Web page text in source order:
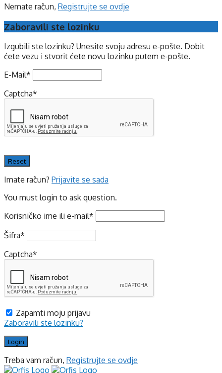
Nemate račun, Registrujte se ovdje
Zaboravili ste lozinku
Izgubili ste lozinku? Unesite svoju adresu e-pošte. Dobit
ćete vezu i stvorit ćete novu lozinku putem e-pošte.
E-Mail*
Captcha*
Imate račun? Prijavite se sada
You must login to ask question.
Korisničko ime ili e-mail*
Šifra*
Captcha*
Zapamti moju prijavu
Zaboravili ste lozinku?
Treba vam račun, Registrujte se ovdje